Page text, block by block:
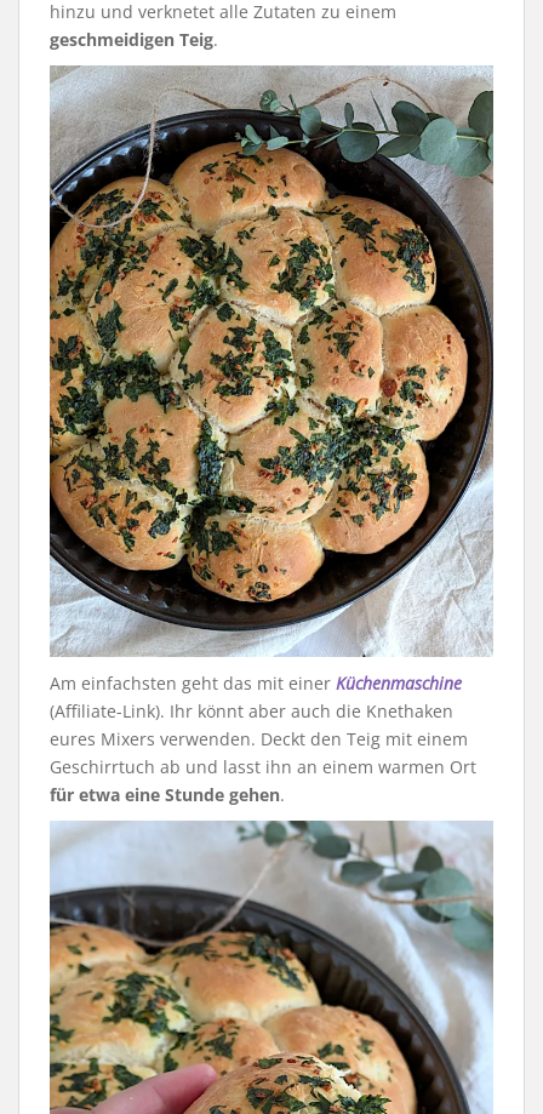
hinzu und verknetet alle Zutaten zu einem
geschmeidigen Teig.
Am einfachsten geht das mit einer Küchenmaschine
(Affiliate-Link). Ihr könnt aber auch die Knethaken
eures Mixers verwenden. Deckt den Teig mit einem
Geschirrtuch ab und lasst ihn an einem warmen Ort
für etwa eine Stunde gehen.